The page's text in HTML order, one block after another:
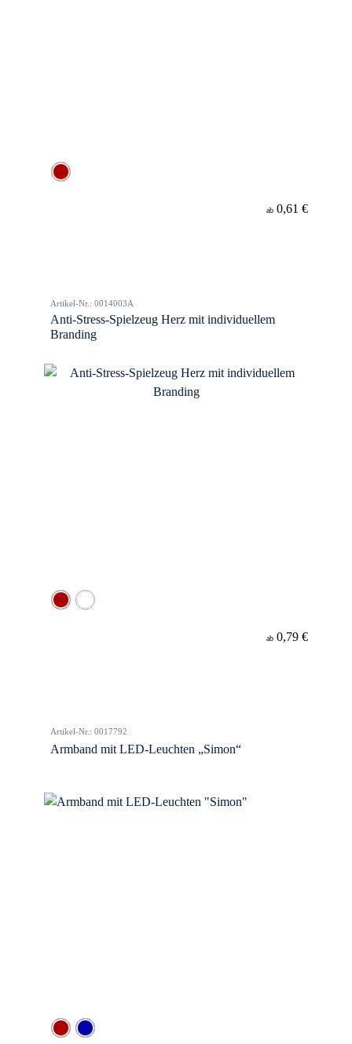
ab 0,61 €
Artikel-Nr.: 0014003A
Anti-Stress-Spielzeug Herz mit individuellem
Branding
ab 0,79 €
Artikel-Nr.: 0017792
Armband mit LED-Leuchten „Simon“